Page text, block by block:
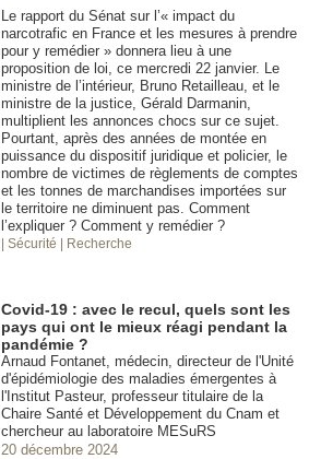
Le rapport du Sénat sur l’« impact du
narcotrafic en France et les mesures à prendre
pour y remédier » donnera lieu à une
proposition de loi, ce mercredi 22 janvier. Le
ministre de l’intérieur, Bruno Retailleau, et le
ministre de la justice, Gérald Darmanin,
multiplient les annonces chocs sur ce sujet.
Pourtant, après des années de montée en
puissance du dispositif juridique et policier, le
nombre de victimes de règlements de comptes
et les tonnes de marchandises importées sur
le territoire ne diminuent pas. Comment
l’expliquer ? Comment y remédier ?
| Sécurité | Recherche
Covid-19 : avec le recul, quels sont les
pays qui ont le mieux réagi pendant la
pandémie ?
Arnaud Fontanet, médecin, directeur de l'Unité
d'épidémiologie des maladies émergentes à
l'Institut Pasteur, professeur titulaire de la
Chaire Santé et Développement du Cnam et
chercheur au laboratoire MESuRS
20 décembre 2024